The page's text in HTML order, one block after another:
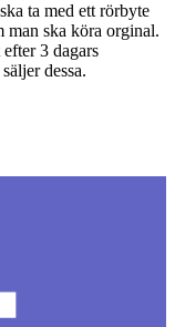
ta med ett rörbyte
man ska köra orginal.
3 dagars
dessa.